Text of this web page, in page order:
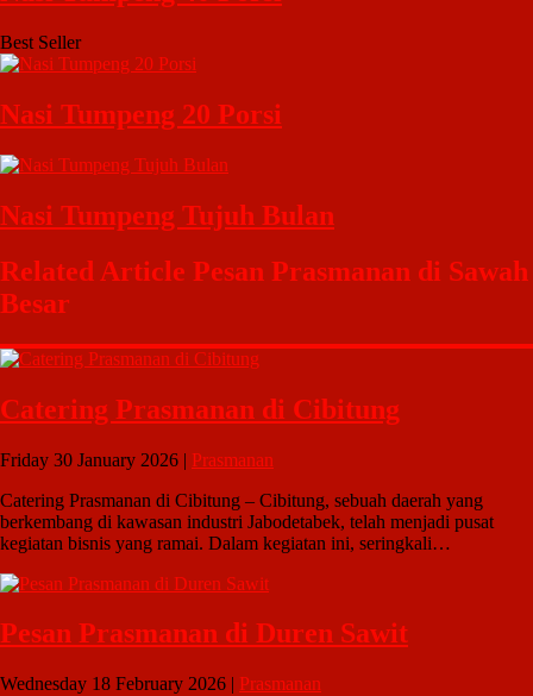
Best Seller
Nasi Tumpeng 20 Porsi
Nasi Tumpeng Tujuh Bulan
Related Article Pesan Prasmanan di Sawah
Besar
Catering Prasmanan di Cibitung
Friday 30 January 2026 | Prasmanan
Catering Prasmanan di Cibitung – Cibitung, sebuah daerah yang
berkembang di kawasan industri Jabodetabek, telah menjadi pusat
kegiatan bisnis yang ramai. Dalam kegiatan ini, seringkali…
Pesan Prasmanan di Duren Sawit
Wednesday 18 February 2026 | Prasmanan